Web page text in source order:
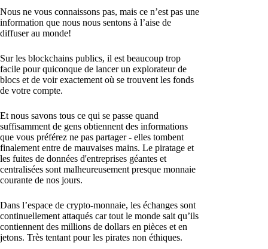
Nous ne vous connaissons pas, mais ce n’est pas une
information que nous nous sentons à l’aise de
diffuser au monde!
Sur les blockchains publics, il est beaucoup trop
facile pour quiconque de lancer un explorateur de
blocs et de voir exactement où se trouvent les fonds
de votre compte.
Et nous savons tous ce qui se passe quand
suffisamment de gens obtiennent des informations
que vous préférez ne pas partager - elles tombent
finalement entre de mauvaises mains. Le piratage et
les fuites de données d'entreprises géantes et
centralisées sont malheureusement presque monnaie
courante de nos jours.
Dans l’espace de crypto-monnaie, les échanges sont
continuellement attaqués car tout le monde sait qu’ils
contiennent des millions de dollars en pièces et en
jetons. Très tentant pour les pirates non éthiques.